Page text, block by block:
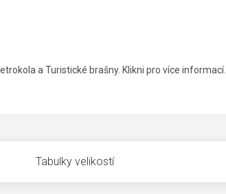
a Turistické brašny. Klikni pro více informací.
Tabulky velikostí